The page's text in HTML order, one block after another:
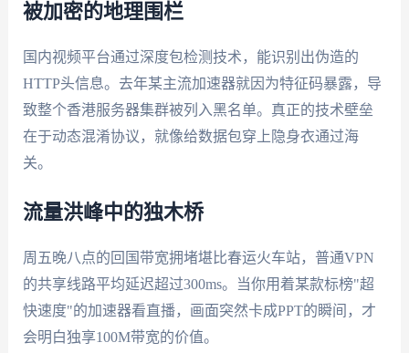
被加密的地理围栏
国内视频平台通过深度包检测技术，能识别出伪造的
HTTP头信息。去年某主流加速器就因为特征码暴露，导
致整个香港服务器集群被列入黑名单。真正的技术壁垒
在于动态混淆协议，就像给数据包穿上隐身衣通过海
关。
流量洪峰中的独木桥
周五晚八点的回国带宽拥堵堪比春运火车站，普通VPN
的共享线路平均延迟超过300ms。当你用着某款标榜"超
快速度"的加速器看直播，画面突然卡成PPT的瞬间，才
会明白独享100M带宽的价值。